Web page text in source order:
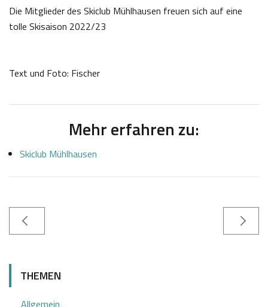
Die Mitglieder des Skiclub Mühlhausen freuen sich auf eine
tolle Skisaison 2022/23
Text und Foto: Fischer
Mehr erfahren zu:
Skiclub Mühlhausen
8a
THEMEN
Allgemein